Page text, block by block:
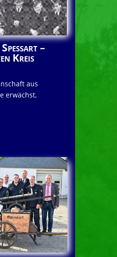
–
Kreis
aus
erwächst,